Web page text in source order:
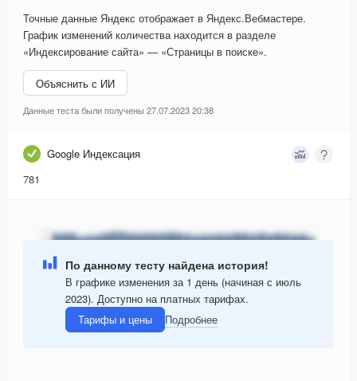
Точные данные Яндекс отображает в Яндекс.Вебмастере.
График изменений количества находится в разделе
«Индексирование сайта» — «Страницы в поиске».
Объяснить с ИИ
Данные теста были получены 27.07.2023 20:38
Google Индексация
781
По данному тесту найдена история!
В графике изменения за 1 день (начиная с июль
2023). Доступно на платных тарифах.
Тарифы и цены
Подробнее